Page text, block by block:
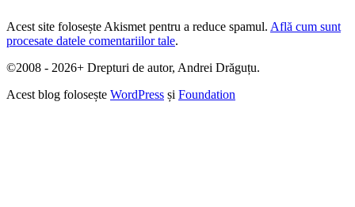
Acest site folosește Akismet pentru a reduce spamul. Află cum sunt
procesate datele comentariilor tale.
©2008 - 2026+ Drepturi de autor, Andrei Drăguțu.
Acest blog folosește WordPress și Foundation